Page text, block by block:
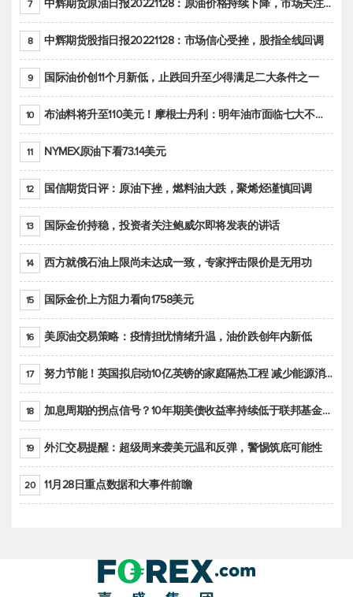
7 中辉期货原油日报20221128：原油价格持续下降，市场关注OPEC+新一轮产能政策
8 中辉期货股指日报20221128：市场信心受挫，股指全线回调
9 国际油价创11个月新低，止跌回升至少得满足二大条件之一
10 布油料将升至110美元！摩根士丹利：明年油市面临七大不确定性
11 NYMEX原油下看73.14美元
12 国信期货日评：原油下挫，燃料油大跌，聚烯烃谨慎回调
13 国际金价持稳，投资者关注鲍威尔即将发表的讲话
14 西方就俄石油上限尚未达成一致，专家抨击限价是无用功
15 国际金价上方阻力看向1758美元
16 美原油交易策略：疫情担忧情绪升温，油价跌创年内新低
17 努力节能！英国拟启动10亿英镑的家庭隔热工程 减少能源消耗
18 加息周期的拐点信号？10年期美债收益率持续低于联邦基金利率目标区间
19 外汇交易提醒：超级周来袭美元温和反弹，警惕筑底可能性
20 11月28日重点数据和大事件前瞻